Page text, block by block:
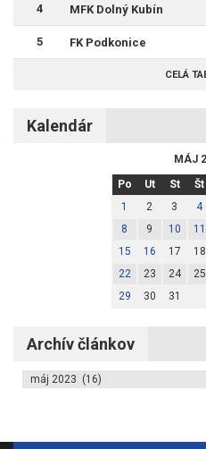
4 MFK Dolný Kubín
5 FK Podkonice
CELÁ
Kalendár
MÁJ
Po
Ut St Št
1
2 3 4
8
9 10 11
15
16 17 18
22
23 24 25
29
30 31
Archív článkov
Archív článkov